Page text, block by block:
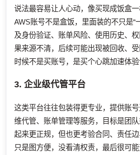
说法最容易让人心动，像买现成饭盒
AWS账号不是盒饭，里面装的不只是“
及身份验证、账单风险、使用历史、
果来源不清，后续可能出现被回收、
时候不是买账号，是买个心跳加速体验
3. 企业级代管平台
这类平台往往包装得更专业，提供账
维代管、账单管理等服务，目标是团
起来更正规，但也更考验合同、责任
只是图方便，没看清权责，最后很可